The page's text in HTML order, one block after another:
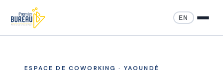
EN
ESPACE DE COWORKING · YAOUNDÉ